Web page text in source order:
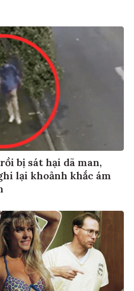
bị sát hại dã man,
lại khoảnh khắc ám